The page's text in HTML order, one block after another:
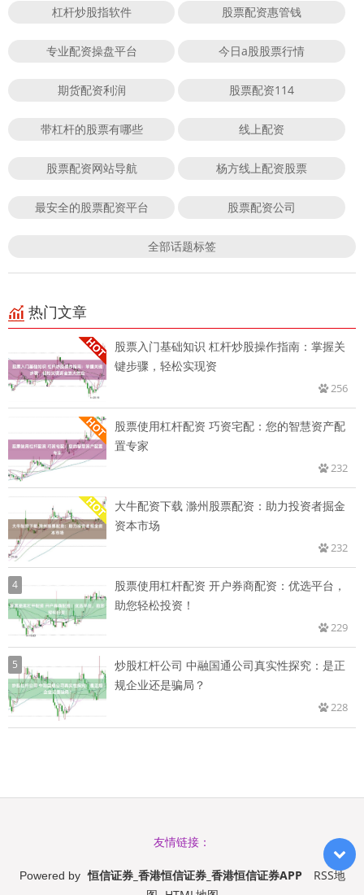
杠杆炒股指软件 股票配资惠管钱
专业配资操盘平台 今日a股股票行情
期货配资利润 股票配资114
带杠杆的股票有哪些 线上配资
股票配资网站导航 杨方线上配资股票
最安全的股票配资平台 股票配资公司
全部话题标签
热门文章
股票入门基础知识 杠杆炒股操作指南：掌握关
键步骤，轻松实现资
256
股票使用杠杆配资 巧资宅配：您的智慧资产配
置专家
232
大牛配资下载 滁州股票配资：助力投资者掘金
资本市场
232
4
股票使用杠杆配资 开户券商配资：优选平台，
助您轻松投资！
229
5
炒股杠杆公司 中融国通公司真实性探究：是正
规企业还是骗局？
228
友情链接：
Powered by 恒信证券_香港恒信证券_香港恒信证券APP
RSS地